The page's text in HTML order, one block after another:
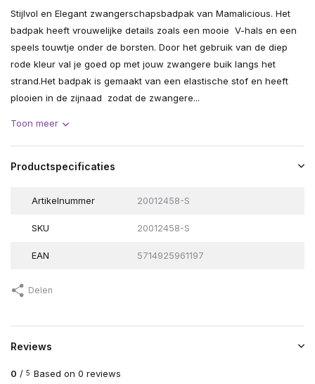
Stijlvol en Elegant zwangerschapsbadpak van Mamalicious. Het
badpak heeft vrouwelijke details zoals een mooie V-hals en een
speels touwtje onder de borsten. Door het gebruik van de diep
rode kleur val je goed op met jouw zwangere buik langs het
strand.Het badpak is gemaakt van een elastische stof en heeft
plooien in de zijnaad zodat de zwangere...
Toon meer
Productspecificaties
Artikelnummer 20012458-S
SKU 20012458-S
EAN 5714925961197
Delen
Reviews
0 / 5 Based on 0 reviews